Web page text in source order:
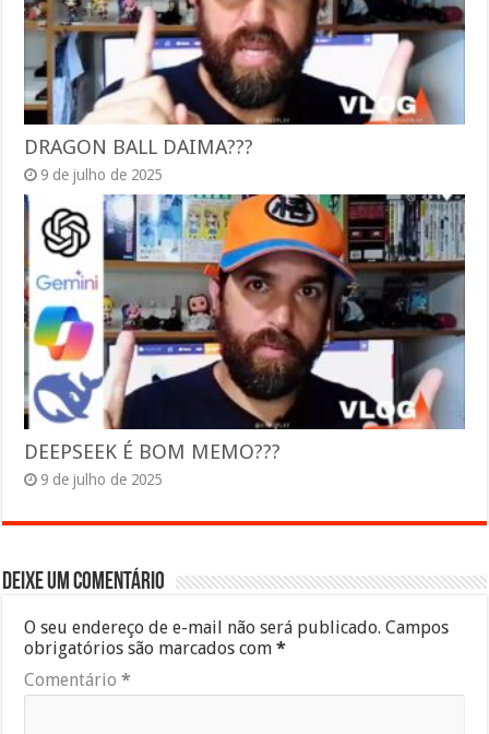
DRAGON BALL DAIMA???
9 de julho de 2025
DEEPSEEK É BOM MEMO???
9 de julho de 2025
Deixe um comentário
O seu endereço de e-mail não será publicado. Campos
obrigatórios são marcados com*
Comentário*